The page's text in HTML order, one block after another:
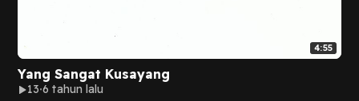
4:55
Yang Sangat Kusayang
13 6 tahun lalu